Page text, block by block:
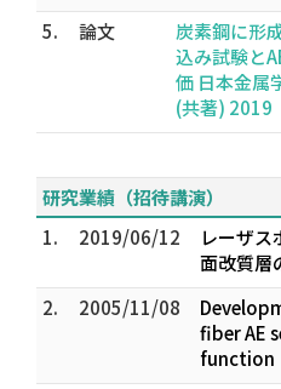
5.
論文
炭素鋼に形
込み試験と
価 日本金属
(共著) 2019
研究業績（招待講演）
1.
2019/06/12
レーザス
面改質層
2.
2005/11/08
fiber AE
function